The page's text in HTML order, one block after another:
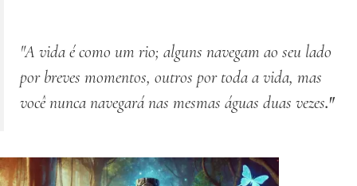
"A vida é como um rio; alguns navegam ao seu lado
por breves momentos, outros por toda a vida, mas
você nunca navegará nas mesmas águas duas vezes."